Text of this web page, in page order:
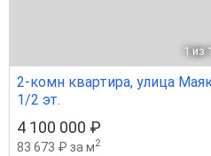
1 из 1
2-комн квартира, улица
1/2 эт.
4 100 000 ₽
83 673 ₽ за м2